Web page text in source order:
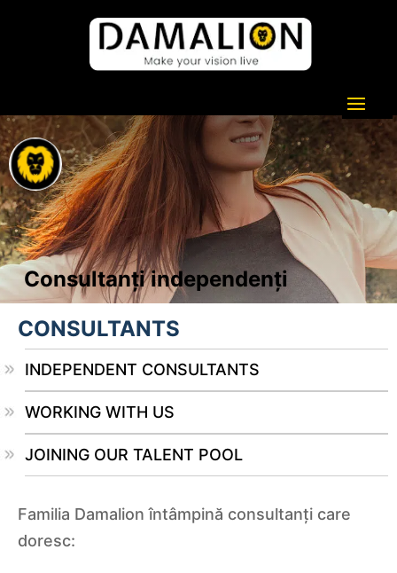
Consultanți independenți
Familia Damalion întâmpină consultanți care
doresc:
CONSULTANTS
INDEPENDENT CONSULTANTS
WORKING WITH US
JOINING OUR TALENT POOL